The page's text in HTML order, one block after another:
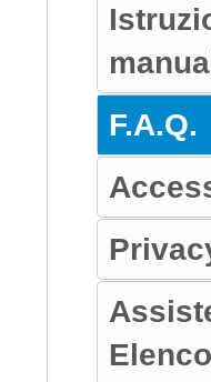
F.A.Q.